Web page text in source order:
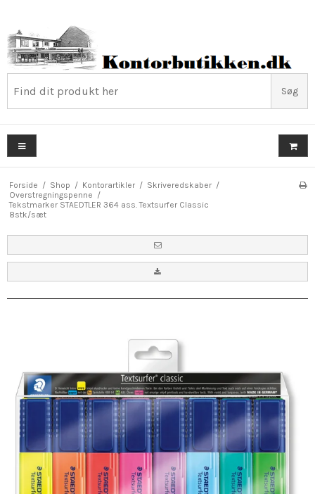
Søg
Forside / Shop / Kontorartikler / Skriveredskaber /
Overstregningspenne /
Tekstmarker STAEDTLER 364 ass. Textsurfer Classic
8stk/sæt